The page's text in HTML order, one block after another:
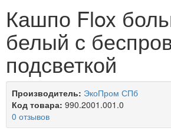
Кашпо Flox
белый с
подсветкой
Производитель: ЭкоПром СПб
Код товара: 990.2001.001.0
0 отзывов